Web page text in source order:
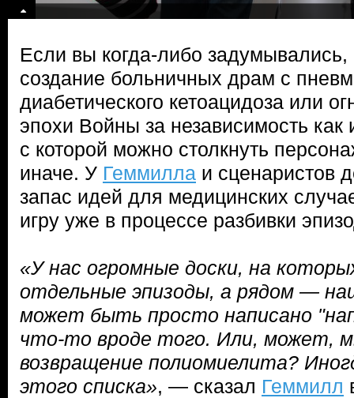
Если вы когда-либо задумывались,
создание больничных драм с
диабетического кетоацидоза или
эпохи Войны за независимость
с которой можно столкнуть
иначе. У Геммилла и сценаристов
запас идей для медицинских
игру уже в процессе разбивки
«У нас огромные доски, на
отдельные эпизоды, а рядом —
может быть просто написано
что-то вроде того. Или, может,
возвращение полиомиелита?
этого списка», — сказал Геммилл